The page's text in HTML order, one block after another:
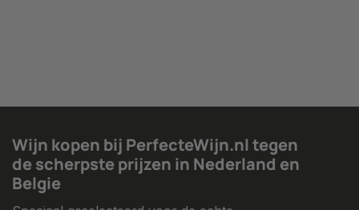
Wijn kopen bij PerfecteWijn.nl tegen
de scherpste prijzen in Nederland en
Belgie